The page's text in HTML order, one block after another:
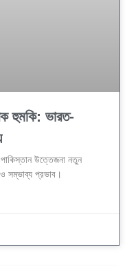
হুমকি: ভারত-
পাকিস্তান উত্তেজনা নতুন
সম্ভাব্য প্রভাব।